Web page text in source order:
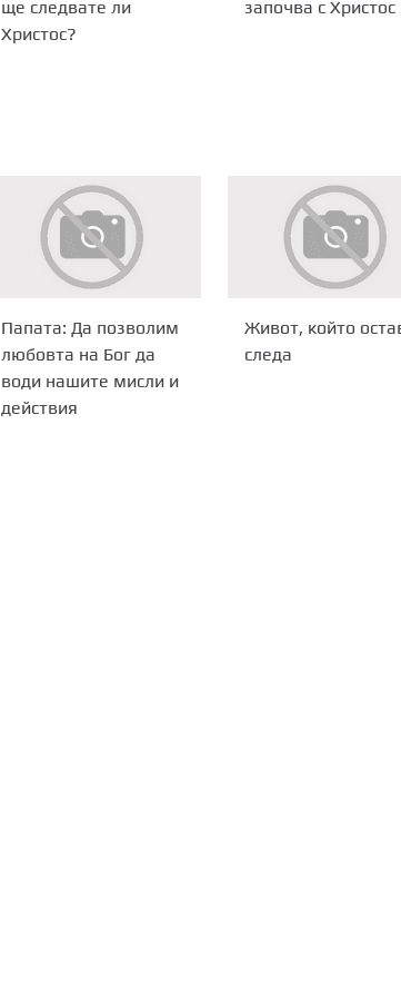
ще следвате ли
Христос?
започва с Христос
Папата: Да позволим
любовта на Бог да
води нашите мисли и
действия
Живот, който
следа